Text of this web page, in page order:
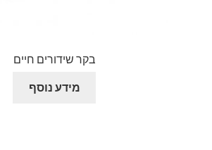
בקר שידורים חיים
מידע נוסף